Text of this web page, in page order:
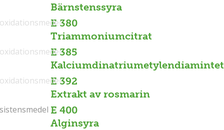
Bärnstenssyra
E 380
Triammoniumcitrat
E 385
E 392
Extrakt av rosmarin
E 400
Alginsyra